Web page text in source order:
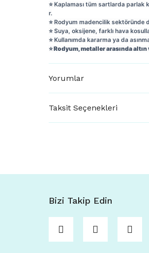
⭐️ Kaplaması tüm sartlarda parlak
r.
⭐️ Rodyum madencilik sektöründe
⭐️ Suya, oksijene, farklı hava
⭐️ Kullanımda kararma ya da
⭐️ Rodyum, metaller arasında
Yorumlar
Taksit Seçenekleri
Bizi Takip Edin